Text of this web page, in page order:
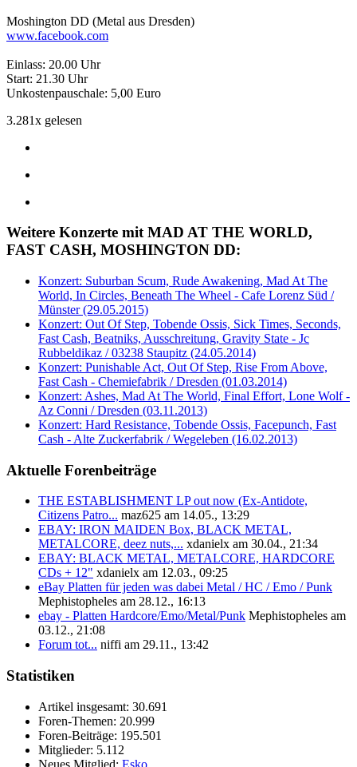
Moshington DD (Metal aus Dresden)
www.facebook.com
Einlass: 20.00 Uhr
Start: 21.30 Uhr
Unkostenpauschale: 5,00 Euro
3.281x gelesen
Weitere Konzerte mit MAD AT THE WORLD,
FAST CASH, MOSHINGTON DD:
Konzert: Suburban Scum, Rude Awakening, Mad At The
World, In Circles, Beneath The Wheel - Cafe Lorenz Süd /
Münster (29.05.2015)
Konzert: Out Of Step, Tobende Ossis, Sick Times, Seconds,
Fast Cash, Beatniks, Ausschreitung, Gravity State - Jc
Rubbeldikaz / 03238 Staupitz (24.05.2014)
Konzert: Punishable Act, Out Of Step, Rise From Above,
Fast Cash - Chemiefabrik / Dresden (01.03.2014)
Konzert: Ashes, Mad At The World, Final Effort, Lone Wolf -
Az Conni / Dresden (03.11.2013)
Konzert: Hard Resistance, Tobende Ossis, Facepunch, Fast
Cash - Alte Zuckerfabrik / Wegeleben (16.02.2013)
Aktuelle Forenbeiträge
THE ESTABLISHMENT LP out now (Ex-Antidote,
Citizens Patro... maz625 am 14.05., 13:29
EBAY: IRON MAIDEN Box, BLACK METAL,
METALCORE, deez nuts,... xdanielx am 30.04., 21:34
EBAY: BLACK METAL, METALCORE, HARDCORE
CDs + 12" xdanielx am 12.03., 09:25
eBay Platten für jeden was dabei Metal / HC / Emo / Punk
Mephistopheles am 28.12., 16:13
ebay - Platten Hardcore/Emo/Metal/Punk Mephistopheles am
03.12., 21:08
Forum tot... niffi am 29.11., 13:42
Statistiken
Artikel insgesamt: 30.691
Foren-Themen: 20.999
Foren-Beiträge: 195.501
Mitglieder: 5.112
Neues Mitglied: Esko